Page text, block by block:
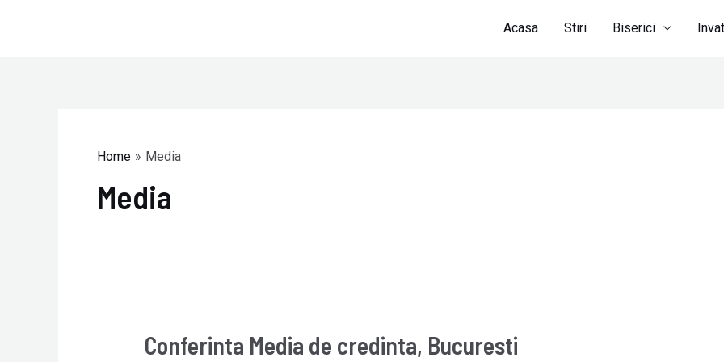
Acasa Stiri Biserici
Home Media
Media
Conferinta Media de credinta, Bucuresti
Conferinta